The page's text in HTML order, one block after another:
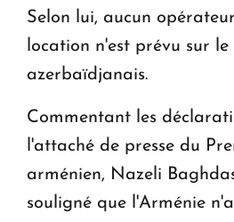
Selon lui, aucun
location n'est prévu sur
azerbaïdjanais.
Commentant les
l'attaché de presse du
arménien, Nazeli
souligné que l'Arménie